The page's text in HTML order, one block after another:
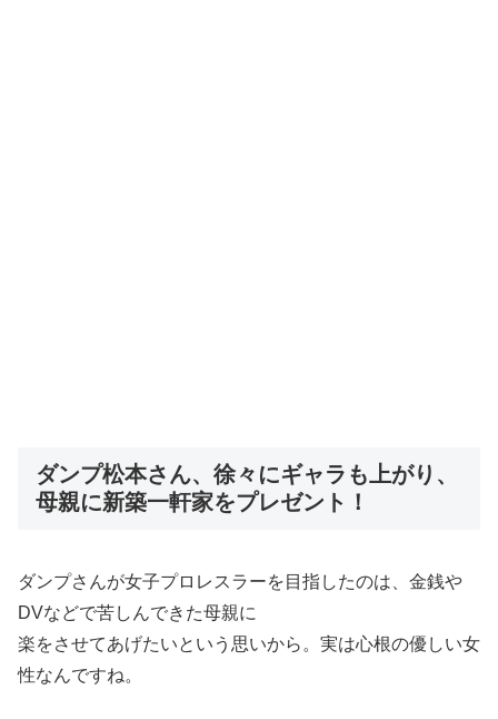
ダンプ松本さん、徐々にギャラも上がり、
母親に新築一軒家をプレゼント！
ダンプさんが女子プロレスラーを目指したのは、金銭や
DVなどで苦しんできた母親に
楽をさせてあげたいという思いから。実は心根の優しい女
性なんですね。